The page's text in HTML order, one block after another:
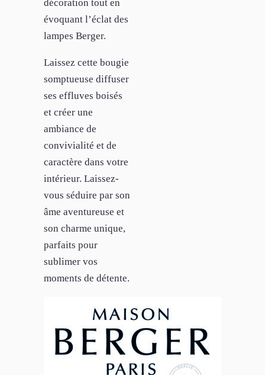
décoration tout en
évoquant l’éclat des
lampes Berger.
Laissez cette bougie
somptueuse diffuser
ses effluves boisés
et créer une
ambiance de
convivialité et de
caractère dans votre
intérieur. Laissez-
vous séduire par son
âme aventureuse et
son charme unique,
parfaits pour
sublimer vos
moments de détente.